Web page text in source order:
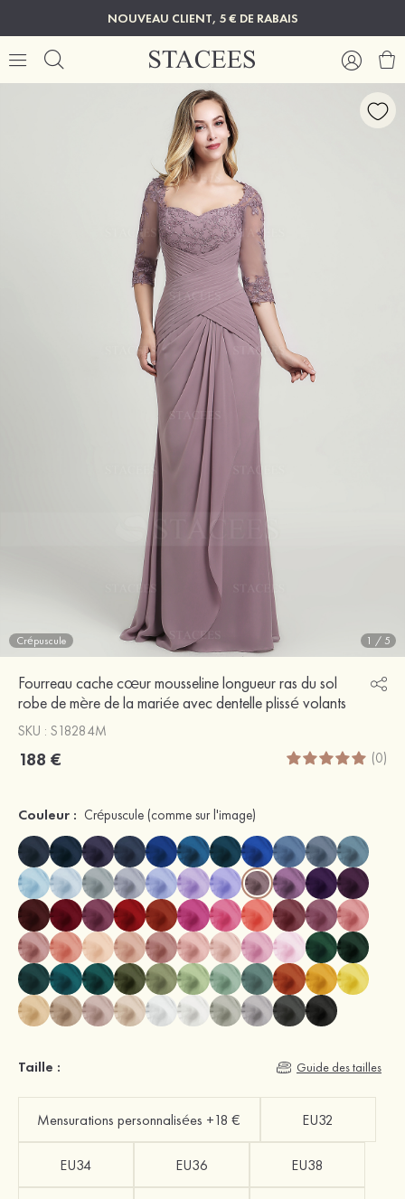
NOUVEAU CLIENT, 5 € DE RABAIS
Crépuscule 1 / 5
Fourreau cache cœur mousseline longueur ras du sol
robe de mère de la mariée avec dentelle plissé volants
SKU : S18284M
188 € (0)
Couleur : Crépuscule (comme sur l'image)
Taille : Guide des tailles
Mensurations personnalisées +18 € EU32
EU34 EU36 EU38